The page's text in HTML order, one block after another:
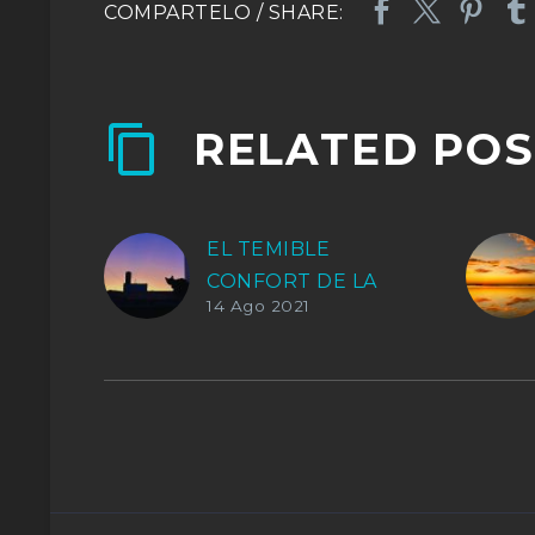
RELATED
EL TEMIBLE
CONFORT DE LA
MÚSICA.
futuro será
revolución.
14 Ago 2021